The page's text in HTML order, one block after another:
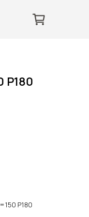
Р180
Р180